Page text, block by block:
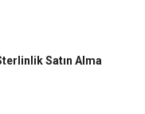
Satın Alma